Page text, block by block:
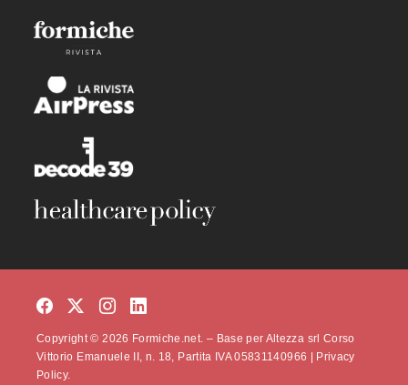
Copyright © 2026 Formiche.net. – Base per Altezza srl Corso
Vittorio Emanuele II, n. 18, Partita IVA 05831140966 | Privacy
Policy.